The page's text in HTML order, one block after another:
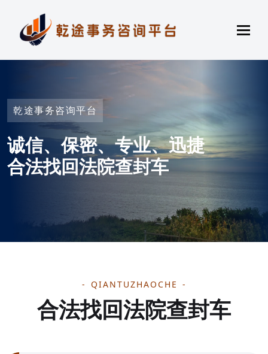
乾途事务咨询平台
诚信、保密、专业、迅捷
合法找回法院查封车
QIANTUZHAOCHE
合法找回法院查封车